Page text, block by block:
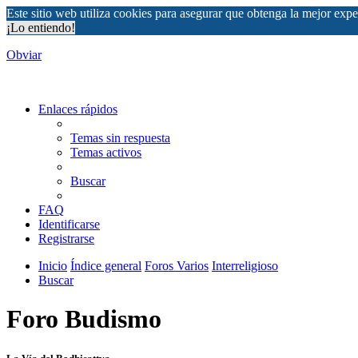
Este sitio web utiliza cookies para asegurar que obtenga la mejor
¡Lo entiendo!
Obviar
Enlaces rápidos
Temas sin respuesta
Temas activos
Buscar
FAQ
Identificarse
Registrarse
Inicio Índice general Foros Varios Interreligioso
Buscar
Foro Budismo